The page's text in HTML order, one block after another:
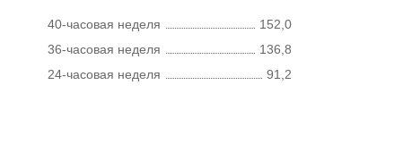
40-часовая неделя
152,0
36-часовая неделя
136,8
24-часовая неделя
91,2